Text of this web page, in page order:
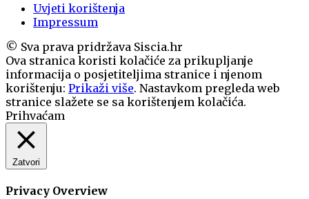
Uvjeti korištenja
Impressum
© Sva prava pridržava Siscia.hr
Ova stranica koristi kolačiće za prikupljanje
informacija o posjetiteljima stranice i njenom
korištenju: Prikaži više. Nastavkom pregleda web
stranice slažete se sa korištenjem kolačića.
Prihvaćam
Zatvori
Privacy Overview